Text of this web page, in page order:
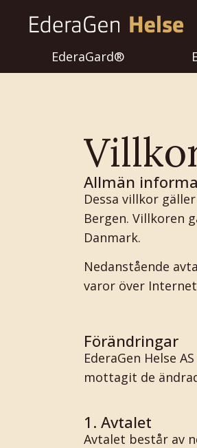
EderaGard®
Allmän
Dessa villkor
Bergen. Villkoren
Danmark.
Nedanstående
varor över
Förändringar
EderaGen Helse
mottagit de
1. Avtalet
Avtalet består av